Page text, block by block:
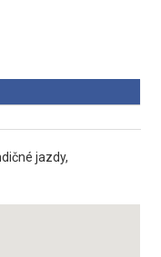
jazdy,